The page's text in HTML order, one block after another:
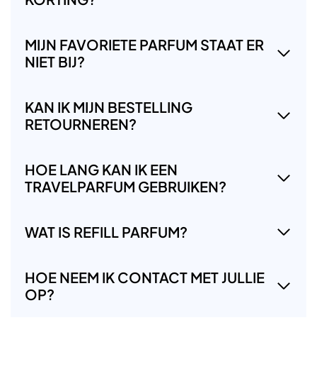
MIJN FAVORIETE PARFUM STAAT ER
NIET BIJ?
KAN IK MIJN BESTELLING
RETOURNEREN?
HOE LANG KAN IK EEN
TRAVELPARFUM GEBRUIKEN?
WAT IS REFILL PARFUM?
HOE NEEM IK CONTACT MET JULLIE
OP?